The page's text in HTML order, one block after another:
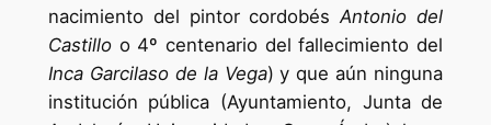
nacimiento del pintor cordobésAntonio del
Castilloo 4º centenario del fallecimiento del
Inca Garcilaso de la Vega) y que aún ninguna
institución pública (Ayuntamiento, Junta de